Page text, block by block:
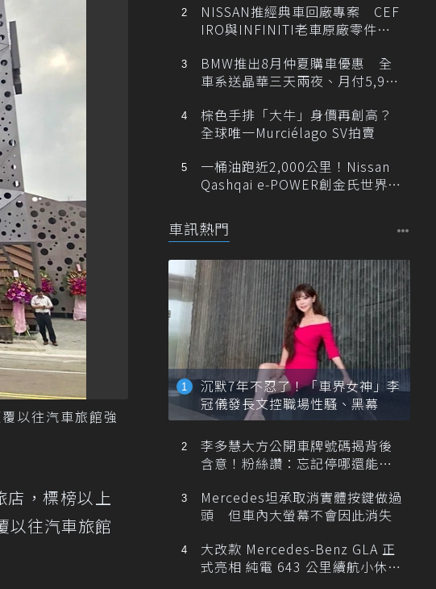
以往汽車旅館強
店，標榜以上
以往汽車旅館
NISSAN推經典車回廠專案 CEF
IRO與INFINITI老車原廠零件最
BMW推出8月仲夏購車優惠 全
車系送晶華三天兩夜、月付5,900
棕色手排「大牛」身價再創高？
全球唯一Murciélago SV拍賣
一桶油跑近2,000公里！Nissan
Qashqai e-POWER創金氏世界紀
車訊熱門
沉默7年不忍了！「車界女神」李
冠儀發長文控職場性騷、黑幕
李多慧大方公開車牌號碼揭背後
含意！粉絲讚：忘記停哪還能幫
Mercedes坦承取消實體按鍵做過
頭 但車內大螢幕不會因此消失
大改款 Mercedes-Benz GLA 正
式亮相 純電 643 公里續航小休